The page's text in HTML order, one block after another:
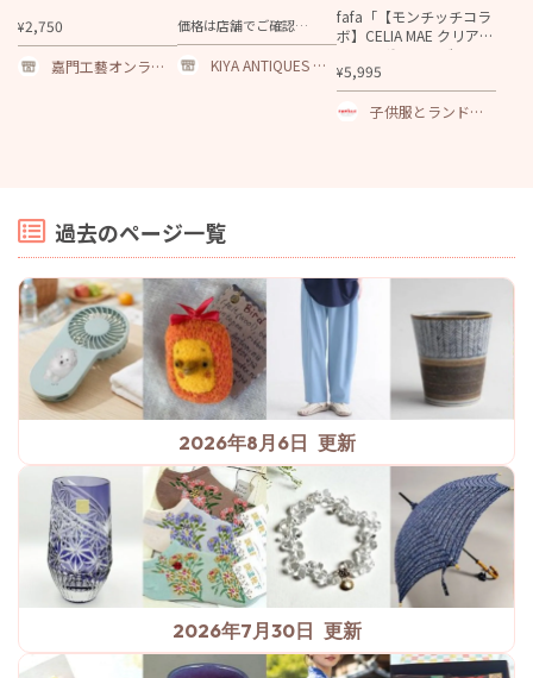
¥2,750
嘉門工藝オンライ
KIYA ANTIQUES ON
fafa「【モンチッチコラ
ボ】CELIA MAE クリアラ
メPVC ボストンバッ
グ」（F）
¥5,995
子供服とランドセ
過去のページ一覧
2026年8月6日
2026年7月30日